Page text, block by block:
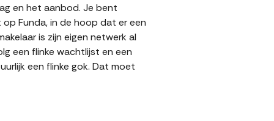
en het aanbod. Je bent
Funda, in de hoop dat er een
is zijn eigen netwerk al
een flinke wachtlijst en een
een flinke gok. Dat moet